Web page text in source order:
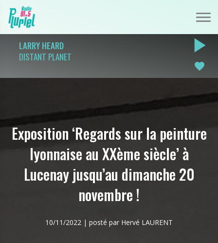
LARRY HEARD
DISTANT PLANET
play_arrow
favorite
Exposition ‘Regards sur la peinture
lyonnaise au XXème siècle’ à
Lucenay jusqu’au dimanche 20
novembre !
10/11/2022 | posté par Hervé LAURENT